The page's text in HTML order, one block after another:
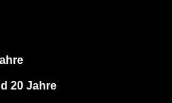
20 Jahre